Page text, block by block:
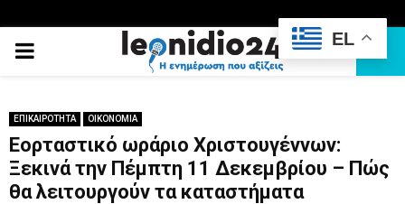
PRIMARY
ΕΠΙΚΑΙΡΟΤΗΤΑ ΟΙΚΟΝΟΜΙΑ
Εορταστικό ωράριο Χριστουγέννων:
Ξεκινά την Πέμπτη 11 Δεκεμβρίου – Πώς
θα λειτουργούν τα καταστήματα
EL